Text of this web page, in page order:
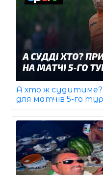
А хто ж судитиме?
для матчів 5-го